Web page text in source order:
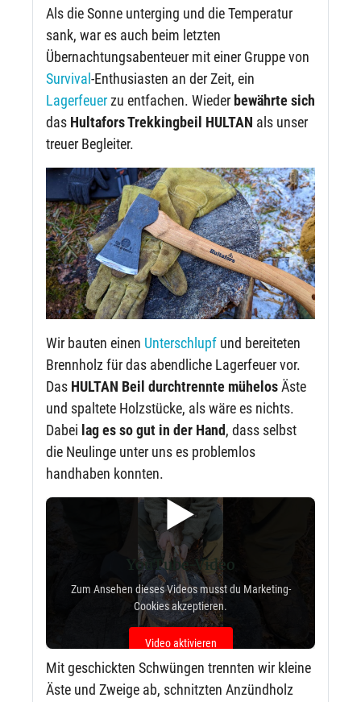
Als die Sonne unterging und die Temperatur
sank, war es auch beim letzten
Übernachtungsabenteuer mit einer Gruppe von
Survival -Enthusiasten an der Zeit, ein
Lagerfeuerzu entfachen. Wieder bewährte sich
das Hultafors Trekkingbeil HULTAN als unser
treuer Begleiter.
Wir bauten einen Unterschlupf und bereiteten
Brennholz für das abendliche Lagerfeuer vor.
Das HULTAN Beil durchtrennte mühelosÄste
und spaltete Holzstücke, als wäre es nichts.
Dabei lag es so gut in der Hand, dass selbst
die Neulinge unter uns es problemlos
handhaben konnten.
▶️
YouTube-Video
Zum Ansehen dieses Videos musst du Marketing-
Cookies akzeptieren.
Video aktivieren
Mit geschickten Schwüngen trennten wir kleine
Äste und Zweige ab, schnitzten Anzündholz